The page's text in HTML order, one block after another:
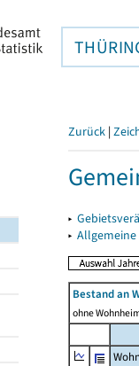
Zurück |
▸
▸
Bestand an
ohne